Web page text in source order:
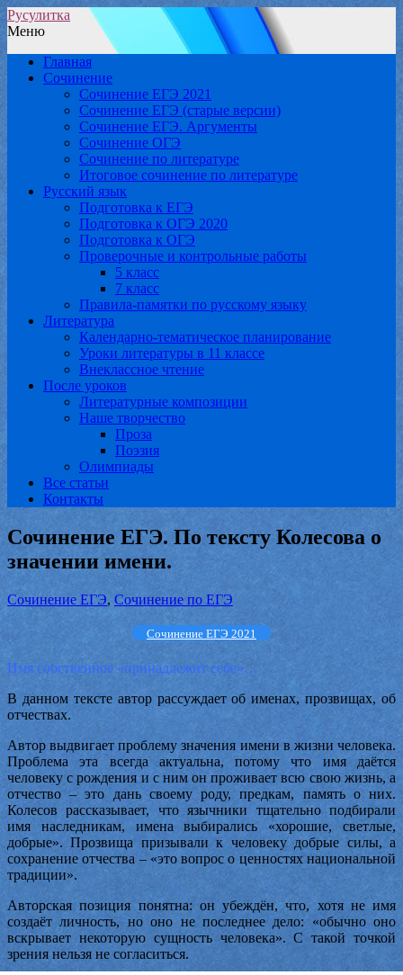
Русулитка
Меню
Главная
Сочинение
Сочинение ЕГЭ 2021
Сочинение ЕГЭ (старые версии)
Сочинение ЕГЭ. Аргументы
Сочинение ОГЭ
Сочинение по литературе
Итоговое сочинение по литературе
Русский язык
Подготовка к ЕГЭ
Подготовка к ОГЭ 2020
Подготовка к ОГЭ
Проверочные и контрольные работы
5 класс
7 класс
Правила-памятки по русскому языку
Литература
Календарно-тематическое планирование
Уроки литературы в 11 классе
Внеклассное чтение
После уроков
Литературные композиции
Наше творчество
Проза
Поэзия
Олимпиады
Все статьи
Контакты
Сочинение ЕГЭ. По тексту Колесова о
значении имени.
Сочинение ЕГЭ, Сочинение по ЕГЭ
Сочинение ЕГЭ 2021
Имя собственное «принадлежит себе»…
В данном тексте автор рассуждает об именах, прозвищах, об
отчествах.
Автор выдвигает проблему значения имени в жизни человека.
Проблема эта всегда актуальна, потому что имя даётся
человеку с рождения и с ним он проживает всю свою жизнь, а
отчество – это дань своему роду, предкам, память о них.
Колесов рассказывает, что язычники тщательно подбирали
имя наследникам, имена выбирались «хорошие, светлые,
добрые». Прозвища призывали к человеку добрые силы, а
сохранение отчества – «это вопрос о ценностях национальной
традиции».
Авторская позиция понятна: он убеждён, что, хотя не имя
создаёт личность, но оно не последнее дело: «обычно оно
вскрывает некоторую сущность человека». С такой точкой
зрения нельзя не согласиться.